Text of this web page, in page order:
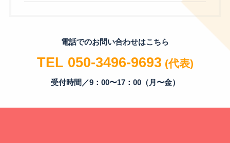
電話でのお問い合わせはこちら
TEL 050-3496-9693 (代表)
受付時間／9：00〜17：00（月〜金）